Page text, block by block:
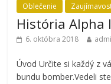
Oblečenie
História Alpha
6. októbra 2018
Úvod Určite si každý z
bundu bomber.Vedeli